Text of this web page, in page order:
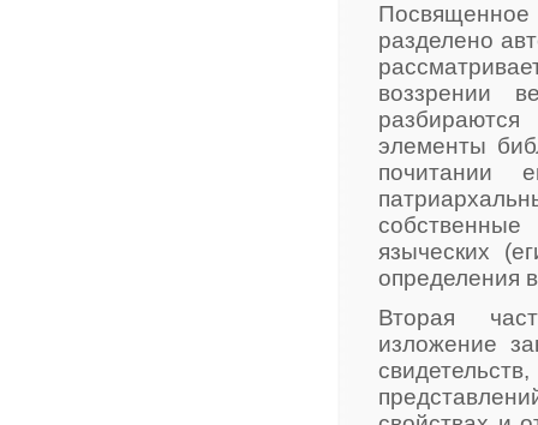
Посвященное
разделено
воззрении
элементы
почитании
языческих
определения
Вторая
изложение